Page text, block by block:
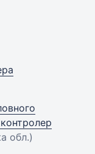
обл.)